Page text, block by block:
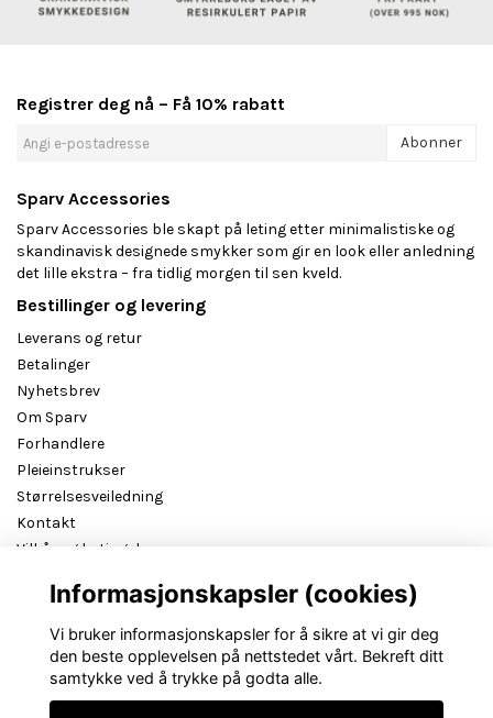
Registrer deg nå – Få 10% rabatt
Abonner
Sparv Accessories
Sparv Accessories ble skapt på leting etter minimalistiske og
skandinavisk designede smykker som gir en look eller anledning
det lille ekstra – fra tidlig morgen til sen kveld.
Bestillinger og levering
Leverans og retur
Betalinger
Nyhetsbrev
Om Sparv
Forhandlere
Pleieinstrukser
Størrelsesveiledning
Kontakt
Vilkår og betingelser
Informasjonskapsler (cookies)
Vi bruker informasjonskapsler for å sikre at vi gir deg
den beste opplevelsen på nettstedet vårt. Bekreft ditt
samtykke ved å trykke på godta alle.